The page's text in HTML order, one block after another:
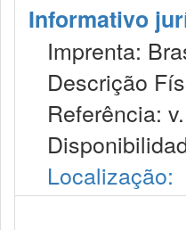
Informativo
Imprenta:
Descrição
Referência:
Localização: